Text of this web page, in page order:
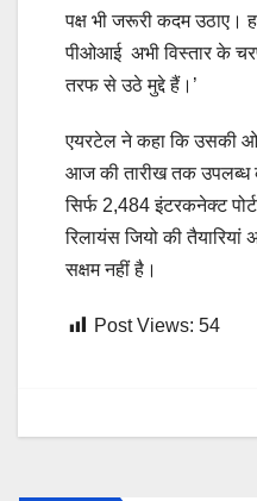
पक्ष भी जरूरी कदम उठाए।
पीओआई अभी विस्तार के
तरफ से उठे मुद्दे हैं।’
एयरटेल ने कहा कि उसकी
आज की तारीख तक
सिर्फ 2,484 इंटरकनेक्ट
रिलायंस जियो की तैयारियां
सक्षम नहीं है।
Post Views: 54